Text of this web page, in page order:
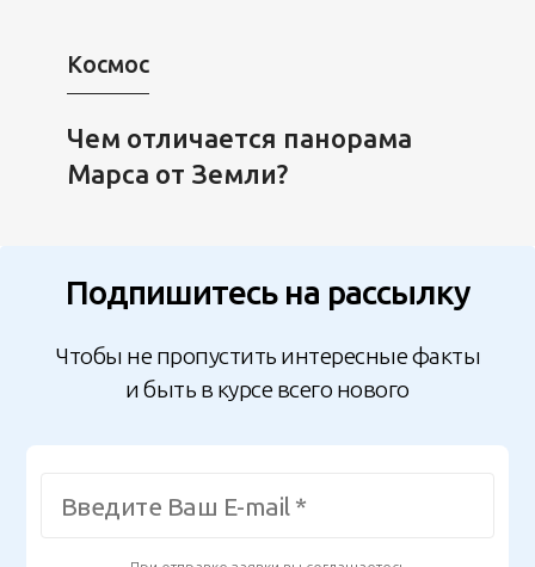
Космос
Чем отличается панорама
Марса от Земли?
Подпишитесь на рассылку
Чтобы не пропустить интересные факты
и быть в курсе всего нового